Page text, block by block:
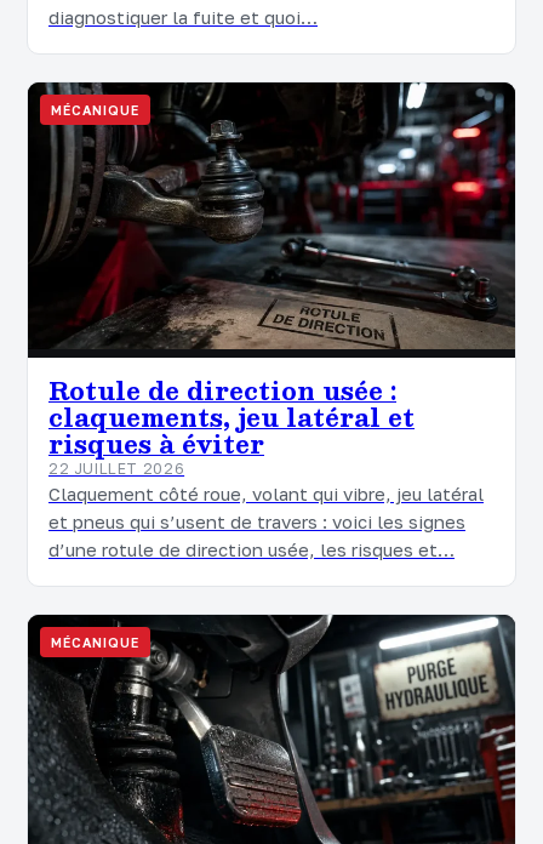
diagnostiquer la fuite et quoi…
MÉCANIQUE
Rotule de direction usée :
claquements, jeu latéral et
risques à éviter
22 JUILLET 2026
Claquement côté roue, volant qui vibre, jeu latéral
et pneus qui s’usent de travers : voici les signes
d’une rotule de direction usée, les risques et…
MÉCANIQUE